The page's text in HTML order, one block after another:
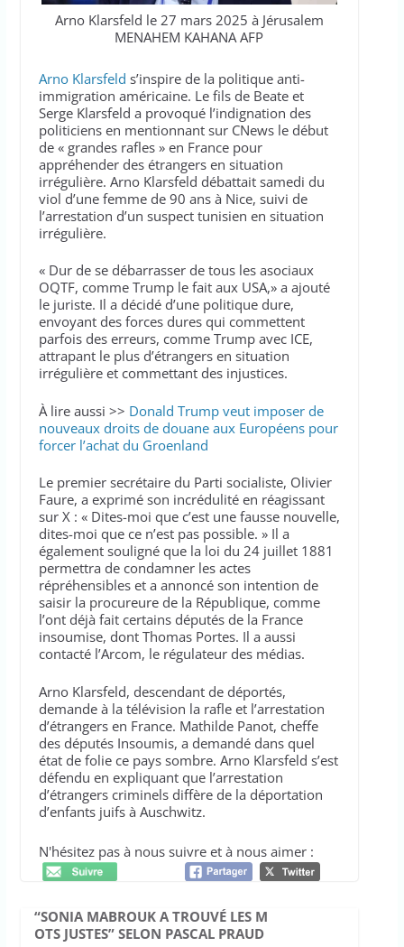
Arno Klarsfeld le 27 mars 2025 à Jérusalem
MENAHEM KAHANA AFP
Arno Klarsfeld s’inspire de la politique anti-
immigration américaine. Le fils de Beate et
Serge Klarsfeld a provoqué l’indignation des
politiciens en mentionnant sur CNews le début
de « grandes rafles » en France pour
appréhender des étrangers en situation
irrégulière. Arno Klarsfeld débattait samedi du
viol d’une femme de 90 ans à Nice, suivi de
l’arrestation d’un suspect tunisien en situation
irrégulière.
« Dur de se débarrasser de tous les asociaux
OQTF, comme Trump le fait aux USA,» a ajouté
le juriste. Il a décidé d’une politique dure,
envoyant des forces dures qui commettent
parfois des erreurs, comme Trump avec ICE,
attrapant le plus d’étrangers en situation
irrégulière et commettant des injustices.
À lire aussi >> Donald Trump veut imposer de
nouveaux droits de douane aux Européens pour
forcer l’achat du Groenland
Le premier secrétaire du Parti socialiste, Olivier
Faure, a exprimé son incrédulité en réagissant
sur X : « Dites-moi que c’est une fausse nouvelle,
dites-moi que ce n’est pas possible. » Il a
également souligné que la loi du 24 juillet 1881
permettra de condamner les actes
répréhensibles et a annoncé son intention de
saisir la procureure de la République, comme
l’ont déjà fait certains députés de la France
insoumise, dont Thomas Portes. Il a aussi
contacté l’Arcom, le régulateur des médias.
Arno Klarsfeld, descendant de déportés,
demande à la télévision la rafle et l’arrestation
d’étrangers en France. Mathilde Panot, cheffe
des députés Insoumis, a demandé dans quel
état de folie ce pays sombre. Arno Klarsfeld s’est
défendu en expliquant que l’arrestation
d’étrangers criminels diffère de la déportation
d’enfants juifs à Auschwitz.
N'hésitez pas à nous suivre et à nous aimer :
“SONIA MABROUK A TROUVÉ LES M
OTS JUSTES” SELON PASCAL PRAUD